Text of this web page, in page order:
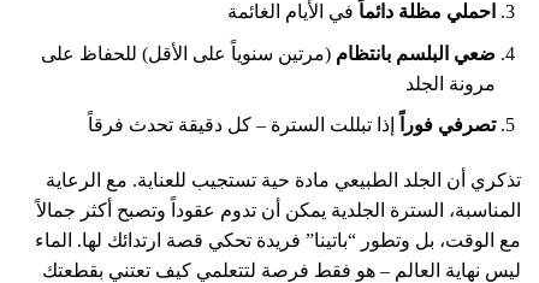
احملي مظلة دائماً في الأيام الغائمة
ضعي البلسم بانتظام (مرتين سنوياً على الأقل) للحفاظ على
مرونة الجلد
تصرفي فوراً إذا تبللت السترة – كل دقيقة تحدث فرقاً
تذكري أن الجلد الطبيعي مادة حية تستجيب للعناية. مع الرعاية
المناسبة، السترة الجلدية يمكن أن تدوم عقوداً وتصبح أكثر جمالاً
مع الوقت، بل وتطور “باتينا” فريدة تحكي قصة ارتدائك لها. الماء
ليس نهاية العالم – هو فقط فرصة لتتعلمي كيف تعتني بقطعتك